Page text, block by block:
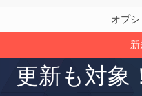
オプ
更新も対象